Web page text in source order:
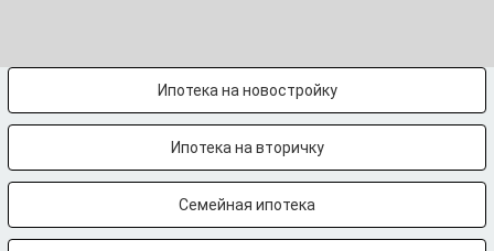
Ипотека на новостройку
Ипотека на вторичку
Семейная ипотека